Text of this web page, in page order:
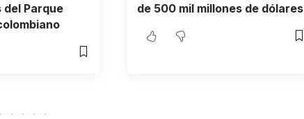
del Parque
de 500 mil millones de dólares